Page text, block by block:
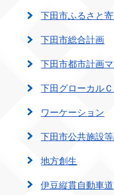
下田市ふるさと
下田市総合計画
下田市都市計画
下田グローカル
ワーケーション
下田市公共施設
地方創生
伊豆縦貫自動車道